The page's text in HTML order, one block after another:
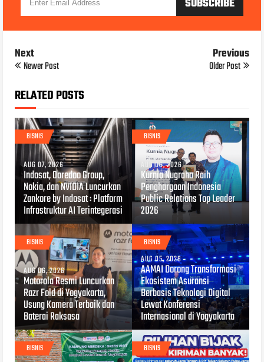
Next
Newer Post
Previous
Older Post
RELATED POSTS
BISNIS
AUG 07, 2026
Indosat, Ooredoo Group,
Nokia, dan NVIDIA Luncurkan
Zankore by Indosat : Platform
Infrastruktur AI Terintegerasi
BISNIS
AUG 06, 2026
Kurnia Nugraha Raih
Penghargaan Indonesia
Public Relations Top Leader
2026
BISNIS
AUG 06, 2026
Motorola Resmi Luncurkan
Razr Fold di Yogyakarta,
Usung Kamera Terbaik dan
Baterai Raksasa
BISNIS
AUG 05, 2026
AAMAI Dorong Transformasi
Ekosistem Asuransi
Berbasis Teknologi Digital
Lewat Konferensi
Internasional di Yogyakarta
BISNIS BISNIS